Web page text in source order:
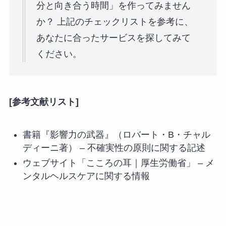
分と向き合う時間」を作ってみません
か？ 上記のチェックリストを参考に、
あなたに合ったサービスを探してみて
ください。
[参考文献リスト]
書籍『影響力の武器』（ロバート・B・チャル
ディーニ著） – 不確実性の原則に関する記述
ウェブサイト「こころの耳｜厚生労働省」 – メ
ンタルヘルスケアに関する情報